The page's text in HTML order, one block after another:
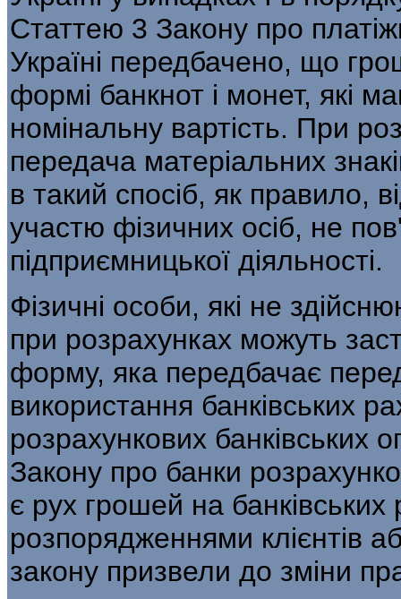
Статтею 3 Закону про
Україні передбачено, що
формі банкнот і монет, які
номінальну вартість. При
передача матеріальних
в такий спосіб, як правило,
участю фізичних осіб, не
підприємницької діяльності.
Фізичні особи, які не
при розрахунках можуть
форму, яка передбачає
використання банківських
розрахункових банківських
Закону про банки
є рух грошей на банківських
розпорядженнями клієнтів
закону призвели до зміни